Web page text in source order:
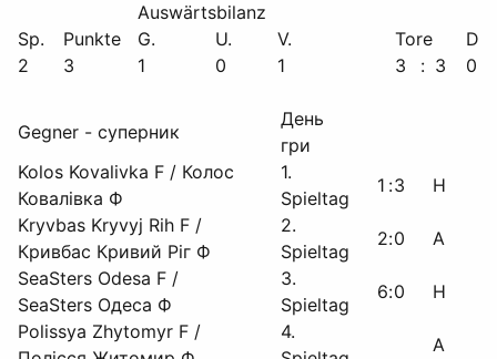
Auswärtsbilanz
Sp.
Punkte G. U. V. Tore
2
3 1 0 1 3 : 3 0
Gegner - суперник
День
гри
Kolos Kovalivka F / Колос
Ковалівка Ф
1.
Spieltag
1 :3
H
Kryvbas Kryvyj Rih F /
Кривбас Кривий Ріг Ф
2.
Spieltag
2:0
A
SeaSters Odesa F /
SeaSters Одеса Ф
3.
Spieltag
6:0
H
Polissya Zhytomyr F /
4.
A